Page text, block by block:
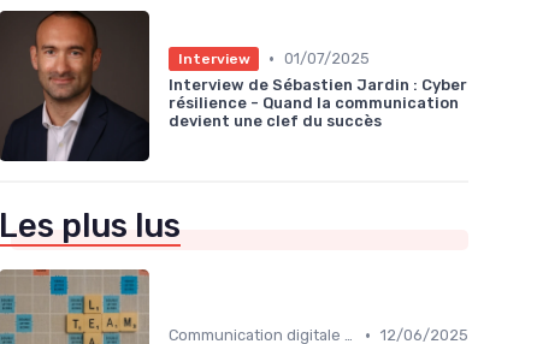
Interview • 01/07/2025
Interview de Sébastien Jardin : Cyber
résilience - Quand la communication
devient une clef du succès
Les plus lus
Communication digitale & omnicanale • 12/06/2025